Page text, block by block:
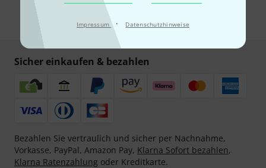
Impressum · Datenschutzhinweise
unserenDatenschutzhinweisen.
* Pflichtfeld
Sicher einkaufen & bezahlen
Bezahlen Sie vertraulich und sicher per Nachnahme,
Vorkasse, PayPal, Amazon Pay, Klarna Sofort bezahlen,
Klarna Ratenzahlung oder Kreditkarte.